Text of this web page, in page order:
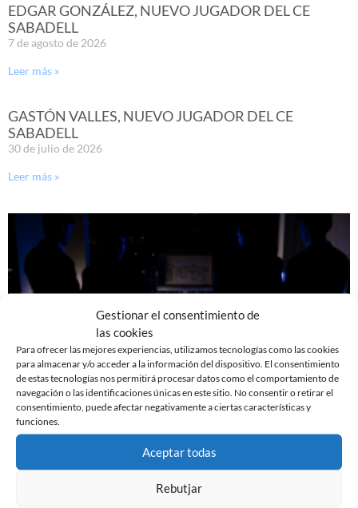
Gestionar el consentimiento de
las cookies
Para ofrecer las mejores experiencias, utilizamos tecnologías como las cookies
para almacenar y/o acceder a la información del dispositivo. El consentimiento
de estas tecnologías nos permitirá procesar datos como el comportamiento de
navegación o las identificaciones únicas en este sitio. No consentir o retirar el
consentimiento, puede afectar negativamente a ciertas características y
funciones.
Aceptar todas
Rebutjar
EDGAR GONZÁLEZ, NUEVO JUGADOR DEL CE
SABADELL
7 de agosto de 2026
Leer más »
GASTÓN VALLES, NUEVO JUGADOR DEL CE
SABADELL
30 de julio de 2026
Leer más »
YA DISPONIBLE LA PRIMERA EQUIPACIÓN DE LA
TEMPORADA 26/27
29 de julio de 2026
Leer más »